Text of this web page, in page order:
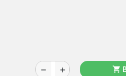
remove add shopping_cart